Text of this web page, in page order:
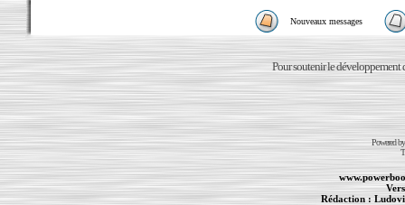
Nouveaux messages
Pour soutenir le développement
Powered
Rédaction :